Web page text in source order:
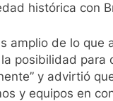
histórica con
amplio de lo
posibilidad
y advirtió
y equipos en